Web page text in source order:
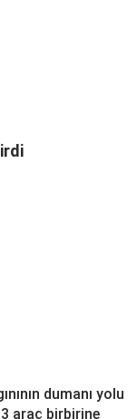
dumanı yolu
araç birbirine